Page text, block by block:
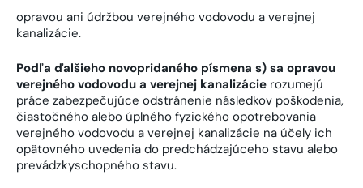
opravou ani údržbou verejného vodovodu a verejnej
kanalizácie.
Podľa ďalšieho novopridaného písmena s) sa opravou
verejného vodovodu a verejnej kanalizácie rozumejú
práce zabezpečujúce odstránenie následkov poškodenia,
čiastočného alebo úplného fyzického opotrebovania
verejného vodovodu a verejnej kanalizácie na účely ich
opätovného uvedenia do predchádzajúceho stavu alebo
prevádzkyschopného stavu.